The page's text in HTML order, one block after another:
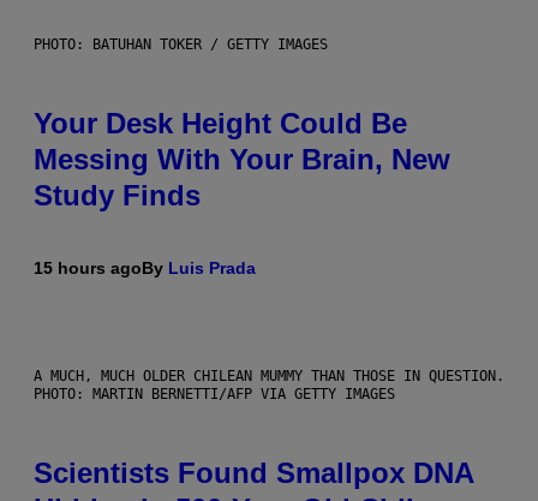
PHOTO: BATUHAN TOKER / GETTY IMAGES
Your Desk Height Could Be
Messing With Your Brain, New
Study Finds
15 hours agoBy Luis Prada
A MUCH, MUCH OLDER CHILEAN MUMMY THAN THOSE IN QUESTION.
PHOTO: MARTIN BERNETTI/AFP VIA GETTY IMAGES
Scientists Found Smallpox DNA